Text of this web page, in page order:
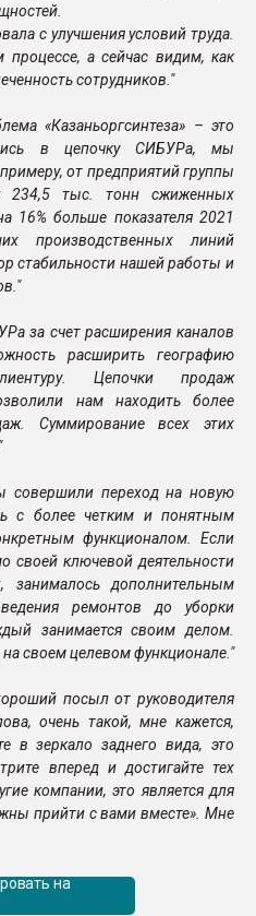
с улучшения условий труда.
а сейчас видим, как
сотрудников."
«Казаньоргсинтеза» – это
в цепочку СИБУРа, мы
от предприятий группы
тыс. тонн сжиженных
16% больше показателя 2021
производственных линий
стабильности нашей работы и
за счет расширения каналов
расширить географию
Цепочки продаж
нам находить более
Суммирование всех этих
совершили переход на новую
с более четким и понятным
функционалом. Если
своей ключевой деятельности
занималось дополнительным
ремонтов до уборки
занимается своим делом.
своем целевом функционале."
посыл от руководителя
очень такой, мне кажется,
в зеркало заднего вида, это
вперед и достигайте тех
компании, это является для
прийти с вами вместе». Мне
на